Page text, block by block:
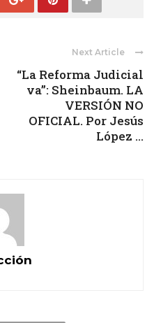
Next Article
“La Reforma Judicial
va”: Sheinbaum. LA
VERSIÓN NO
OFICIAL. Por Jesús
López ...